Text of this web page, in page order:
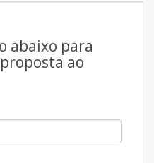
abaixo para
ao